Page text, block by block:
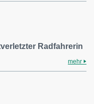
Radfahrerin
mehr